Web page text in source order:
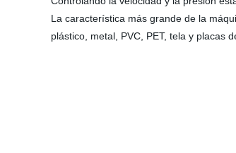
La característica más grande de la
plástico, metal, PVC, PET, tela y placas